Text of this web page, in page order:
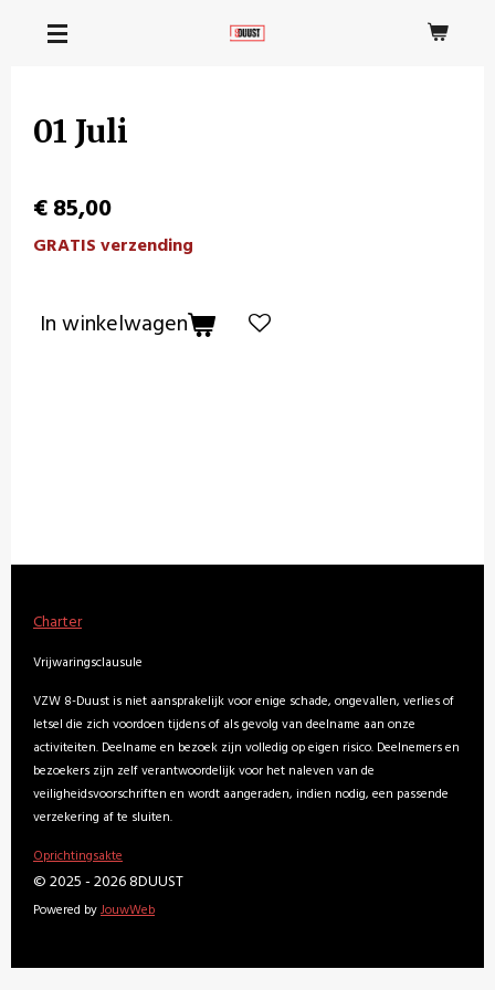
hoofdinhoud
01 Juli
€ 85,00
GRATIS verzending
In winkelwagen
Charter
Vrijwaringsclausule
VZW 8-Duust is niet aansprakelijk voor enige schade, ongevallen, verlies of
letsel die zich voordoen tijdens of als gevolg van deelname aan onze
activiteiten. Deelname en bezoek zijn volledig op eigen risico. Deelnemers en
bezoekers zijn zelf verantwoordelijk voor het naleven van de
veiligheidsvoorschriften en wordt aangeraden, indien nodig, een passende
verzekering af te sluiten.
Oprichtingsakte
© 2025 - 2026 8DUUST
Powered byJouwWeb